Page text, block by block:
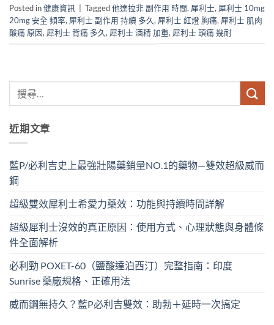
Posted in健康資訊 Tagged他達拉非 副作用 時間, 犀利士, 犀利士 10mg
20mg 安全 頻率, 犀利士 副作用 持續 多久, 犀利士 紅燈 胸痛, 犀利士 肌肉
酸痛 原因, 犀利士 背痛 多久, 犀利士 酒精 加重, 犀利士 頭痛 幾耐
近期文章
藍P/必利吉史上最強壯陽藥銷量NO.1的藥物—雙效超級威而
鋼
超級雙效犀利士希愛力藥效：功能與持續時間詳解
超級犀利士沒效的真正原因：使用方式、心理狀態與身體條
件全面解析
必利勁 POXET-60（鹽酸達泊西汀）完整指南：印度
Sunrise 藥廠規格、正確用法
威而鋼無持久？藍P必利吉雙效：助勃＋延時一次搞定